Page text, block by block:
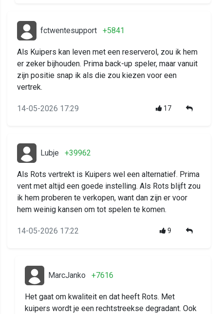
fctwentesupport +5841
Als Kuipers kan leven met een reserverol, zou ik hem
er zeker bijhouden. Prima back-up speler, maar vanuit
zijn positie snap ik als die zou kiezen voor een
vertrek.
14-05-2026 17:29 17
Lubje +39962
Als Rots vertrekt is Kuipers wel een alternatief. Prima
vent met altijd een goede instelling. Als Rots blijft zou
ik hem proberen te verkopen, want dan zijn er voor
hem weinig kansen om tot spelen te komen.
14-05-2026 17:22 9
MarcJanko +7616
Het gaat om kwaliteit en dat heeft Rots. Met
kuipers wordt je een rechtstreekse degradant. Ook